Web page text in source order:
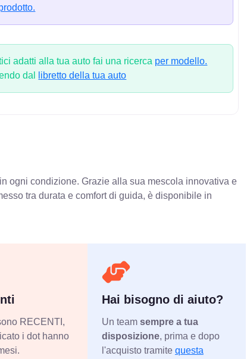
adatti alla tua auto fai una ricerca per modello.
dal
libretto della tua auto
ogni condizione. Grazie alla sua mescola innovativa e
tra durata e comfort di guida, è disponibile in
RECENTI,
i dot hanno
Hai bisogno di aiuto?
Un team sempre a tua
disposizione, prima e dopo
l'acquisto tramite questa